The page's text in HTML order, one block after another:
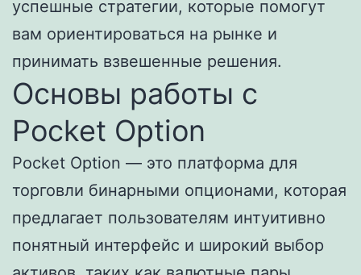
успешные стратегии, которые помогут
вам ориентироваться на рынке и
принимать взвешенные решения.
Основы работы с
Pocket Option
Pocket Option — это платформа для
торговли бинарными опционами, которая
предлагает пользователям интуитивно
понятный интерфейс и широкий выбор